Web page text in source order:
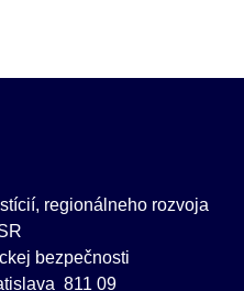
regionálneho rozvoja
bezpečnosti
811 09